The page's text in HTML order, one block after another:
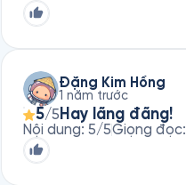
Đặng Kim Hồng
1 năm trước
5/5 Hay lãng đãng!
Nội dung: 5/5Giọng đọc: